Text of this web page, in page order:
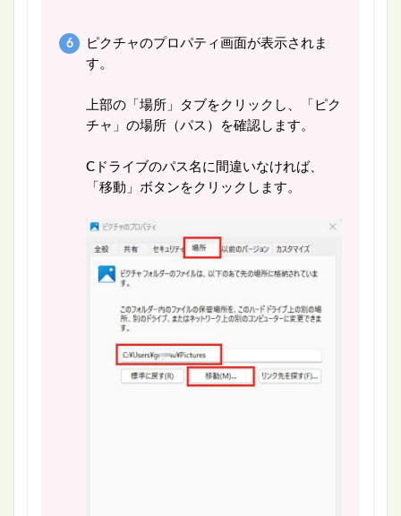
ピクチャのプロパティ画面が表示されま
す。
上部の「場所」タブをクリックし、「ピク
チャ」の場所（パス）を確認します。
Cドライブのパス名に間違いなければ、
「移動」ボタンをクリックします。